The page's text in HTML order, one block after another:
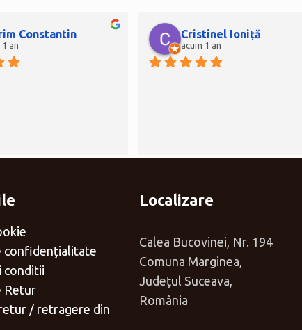
Constantin
1 an
Cristinel Ioniță
acum 1 an
confidențialitate
conditii
Retur
/ retragere din
Localizare
Calea Bucovinei, Nr. 194
Comuna Marginea,
Județul Suceava,
România